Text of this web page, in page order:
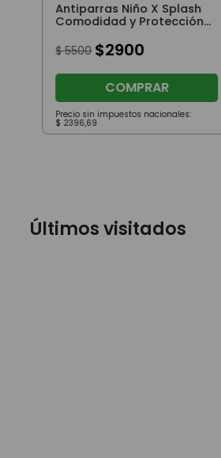
Antiparras Niño X Splash
Comodidad y Protección
$ 5500 $2900
COMPRAR
Precio sin impuestos nacionales:
$ 2396,69
Últimos visitados